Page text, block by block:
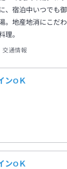
、宿泊中いつでも
。地産地消にこだ
理。
交通情報
ンOＫ
ンOＫ